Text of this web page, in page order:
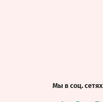
Мы в соц. сетях